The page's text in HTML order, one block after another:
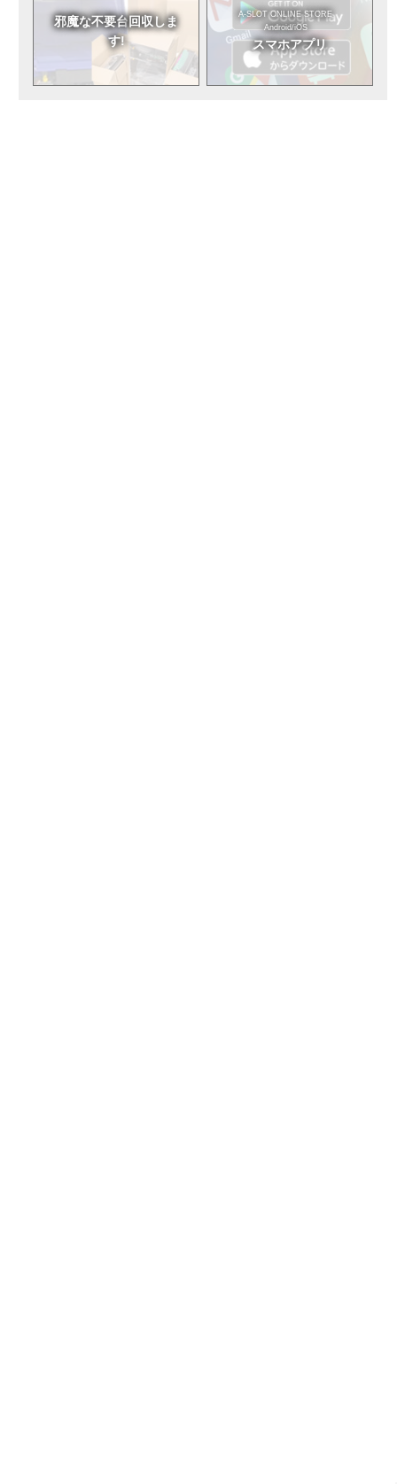
邪魔な不要台回収しま
す!
A-SLOT ONLINE STORE
Android/iOS
スマホアプリ